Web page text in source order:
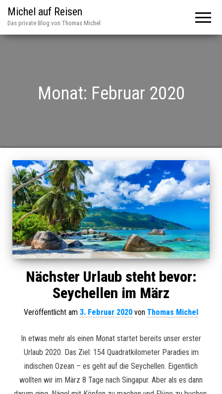
Michel auf Reisen
Das private Blog von Thomas Michel
Monat: Februar 2020
Nächster Urlaub steht bevor:
Seychellen im März
Veröffentlicht am 3. Februar 2020 von Thomas Michel
In etwas mehr als einen Monat startet bereits unser erster
Urlaub 2020. Das Ziel: 154 Quadratkilometer Paradies im
indischen Ozean – es geht auf die Seychellen. Eigentlich
wollten wir im März 8 Tage nach Singapur. Aber als es dann